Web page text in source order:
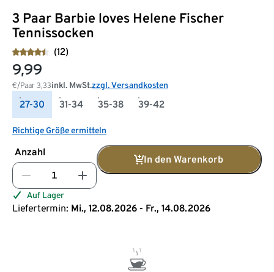
3 Paar Barbie loves Helene Fischer
Tennissocken
(12)
9,99
€/Paar 3,33inkl. MwSt.zzgl. Versandkosten
27-30 31-34 35-38 39-42
Richtige Größe ermitteln
Anzahl
In den Warenkorb
Auf Lager
Liefertermin: Mi., 12.08.2026 - Fr., 14.08.2026